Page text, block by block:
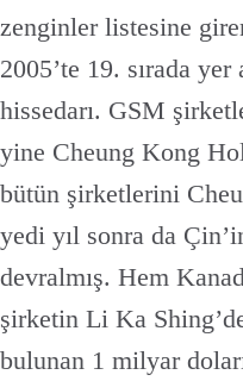
zenginler listesine
2005’te 19. sırada
hissedarı. GSM
yine Cheung Kong
bütün şirketlerini
yedi yıl sonra da
devralmış. Hem
şirketin Li Ka
bulunan 1 milyar